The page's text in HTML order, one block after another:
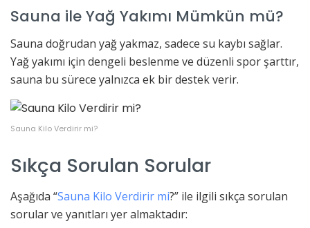
Sauna ile Yağ Yakımı Mümkün mü?
Sauna doğrudan yağ yakmaz, sadece su kaybı sağlar.
Yağ yakımı için dengeli beslenme ve düzenli spor şarttır,
sauna bu sürece yalnızca ek bir destek verir.
Sauna Kilo Verdirir mi?
Sıkça Sorulan Sorular
Aşağıda “Sauna Kilo Verdirir mi?” ile ilgili sıkça sorulan
sorular ve yanıtları yer almaktadır: